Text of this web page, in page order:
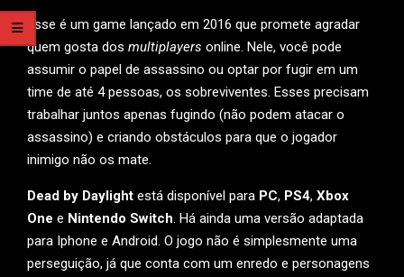
Esse é um game lançado em 2016 que promete agradar
quem gosta dos multiplayers online. Nele, você pode
assumir o papel de assassino ou optar por fugir em um
time de até 4 pessoas, os sobreviventes. Esses precisam
trabalhar juntos apenas fugindo (não podem atacar o
assassino) e criando obstáculos para que o jogador
inimigo não os mate.
Dead by Daylight está disponível para PC, PS4, Xbox
One e Nintendo Switch. Há ainda uma versão adaptada
para Iphone e Android. O jogo não é simplesmente uma
perseguição, já que conta com um enredo e personagens